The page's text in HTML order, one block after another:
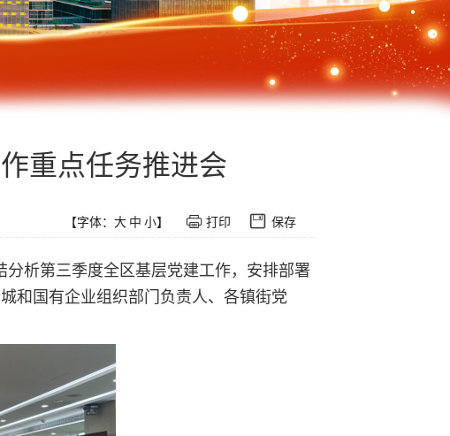
重点任务推进会
【字体： 大 中 小】 打印 保存
析第三季度全区基层党建工作，安排部署
和国有企业组织部门负责人、各镇街党